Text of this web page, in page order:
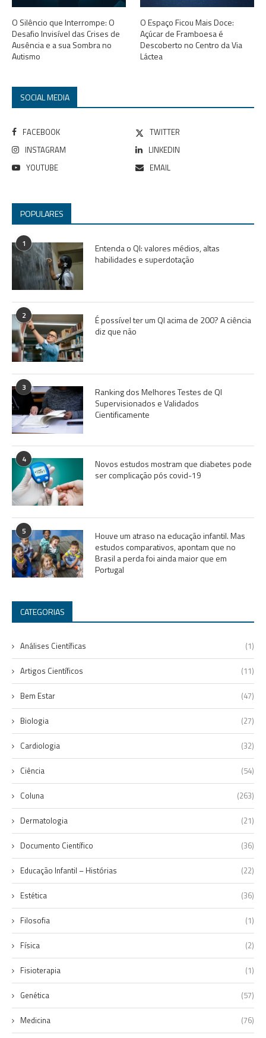
O Silêncio que Interrompe: O
Desafio Invisível das Crises de
Ausência e a sua Sombra no
Autismo
O Espaço Ficou Mais Doce:
Açúcar de Framboesa é
Descoberto no Centro da Via
Láctea
SOCIAL MEDIA
FACEBOOK
TWITTER
INSTAGRAM
LINKEDIN
YOUTUBE
EMAIL
POPULARES
1
Entenda o QI: valores médios, altas
habilidades e superdotação
2
É possível ter um QI acima de 200? A ciência
diz que não
3
Ranking dos Melhores Testes de QI
Supervisionados e Validados
Cientificamente
4
Novos estudos mostram que diabetes pode
ser complicação pós covid-19
5
Houve um atraso na educação infantil. Mas
estudos comparativos, apontam que no
Brasil a perda foi ainda maior que em
Portugal
CATEGORIAS
Análises Científicas (1)
Artigos Científicos (11)
Bem Estar (47)
Biologia (27)
Cardiologia (32)
Ciência (54)
Coluna (263)
Dermatologia (21)
Documento Científico (36)
Educação Infantil – Histórias (22)
Estética (36)
Filosofia (1)
Física (2)
Fisioterapia (1)
Genética (57)
Medicina (76)